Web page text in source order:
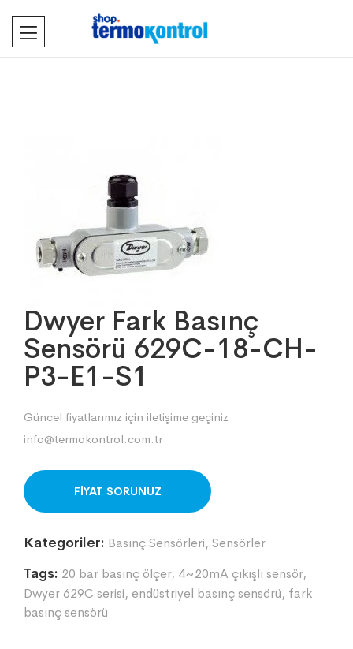
Dwyer Fark Basınç
Sensörü 629C-18-CH-
P3-E1-S1
Güncel fiyatlarımız için iletişime geçiniz
info@termokontrol.com.tr
ORDER ON WHATSAPP
Kategoriler: Basınç Sensörleri, Sensörler
Tags: 20 bar basınç ölçer, 4~20mA çıkışlı sensör,
Dwyer 629C serisi, endüstriyel basınç sensörü, fark
basınç sensörü